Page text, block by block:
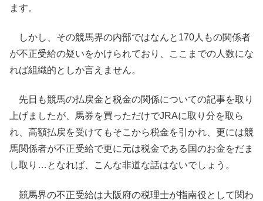
ます。
しかし、その競馬界の内部ではなんと170人もの関係者
が不正受給の疑いをかけられており、ここまでの人数にな
れば組織的としか言えません。
先日も競馬の払戻金と税金の関係についての記事を取り
上げましたが、馬券を買っただけでJRAに取り分を取ら
れ、高額払戻を受けてもそこから税金を引かれ、更には競
馬関係者が不正受給で更に元は税金である国のお金をだま
し取り…となれば、こんな非道な話はないでしょう。
競馬界の不正受給は大阪府の税理士が指南役として関わ